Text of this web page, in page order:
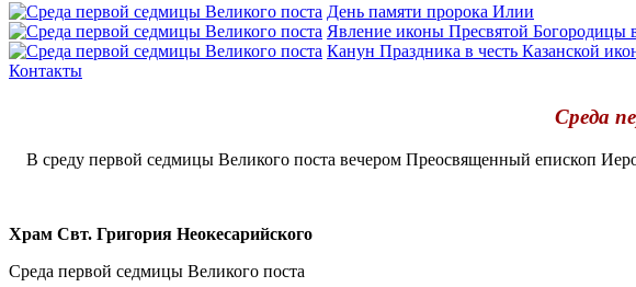
День памяти пророка Илии
Явлeние иконы Пресвятой Богородицы
Канун Праздника в честь Казанской
Контакты
Среда
В среду первой седмицы Великого поста вечером Преосвященный епископ
Храм Свт. Григория Неокесарийского
Среда первой седмицы Великого поста